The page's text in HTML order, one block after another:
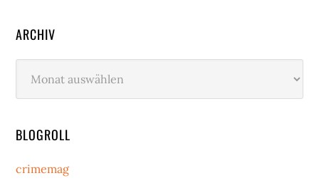
ARCHIV
BLOGROLL
crimemag